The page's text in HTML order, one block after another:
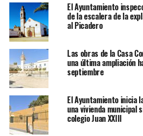
El Ayuntamiento
de la escalera de la
al Picadero
Las obras de la Casa
una última ampliación
septiembre
El Ayuntamiento inicia
una vivienda municipal
colegio Juan XXIII